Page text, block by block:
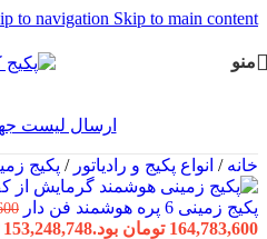
to navigation Skip to main content
منو
ارسال لیست
خانه/ انواع پکیج و رادیاتور/ پکیج
پکیج زمینی 6 پره هوشمند فن دار
164,783,600 تومان بود.
153,248,748